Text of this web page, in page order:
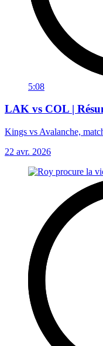
5:08
LAK vs COL |
Kings vs Avalanche,
22 avr. 2026